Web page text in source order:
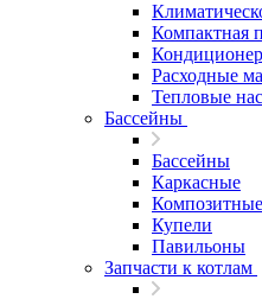
Компактная
Расходные
Тепловые
Бассейны
Бассейны
Каркасные
Композитные
Купели
Павильоны
Запчасти к котлам